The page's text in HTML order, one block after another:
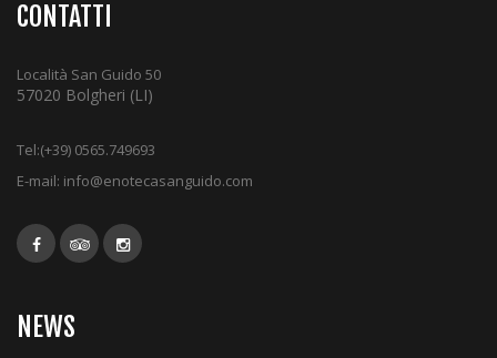
CONTATTI
Località San Guido 50
57020 Bolgheri (LI)
Tel:(+39) 0565.749693
E-mail: info@enotecasanguido.com
NEWS